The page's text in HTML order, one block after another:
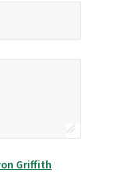
Griffith